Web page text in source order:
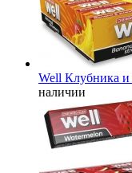
Well Клубника и
наличии